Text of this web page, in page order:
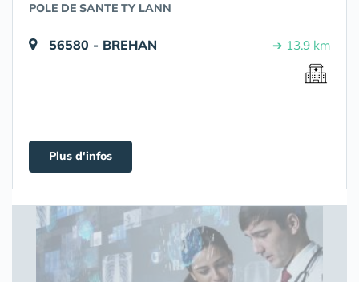
POLE DE SANTE TY LANN
56580 - BREHAN ➔ 13.9 km
Plus d'infos